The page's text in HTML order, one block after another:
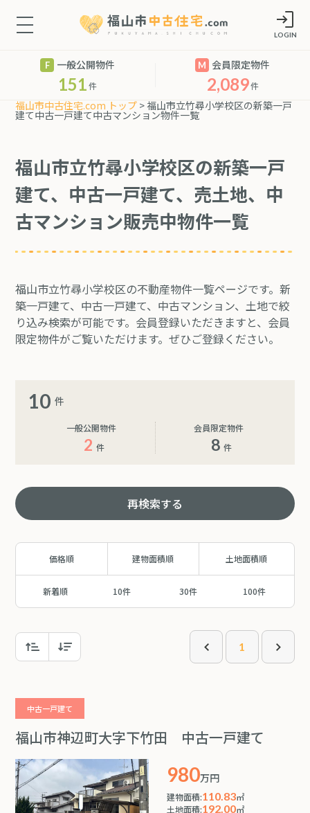
LOGIN
一般公開物件
151件
会員限定物件
2,089件
福山市中古住宅.com トップ > 福山市立竹尋小学校区の新築一戸
建て中古一戸建て中古マンション物件一覧
福山市立竹尋小学校区の新築一戸
建て、中古一戸建て、売土地、中
古マンション販売中物件一覧
福山市立竹尋小学校区の不動産物件一覧ページです。新
築一戸建て、中古一戸建て、中古マンション、土地で絞
り込み検索が可能です。会員登録いただきますと、会員
限定物件がご覧いただけます。ぜひご登録ください。
10 件
一般公開物件
2 件
会員限定物件
8 件
再検索する
価格順 建物面積順 土地面積順
新着順 10件 30件 100件
1
中古一戸建て
福山市神辺町大字下竹田 中古一戸建て
980万円
建物面積:110.83㎡
土地面積:192.00㎡